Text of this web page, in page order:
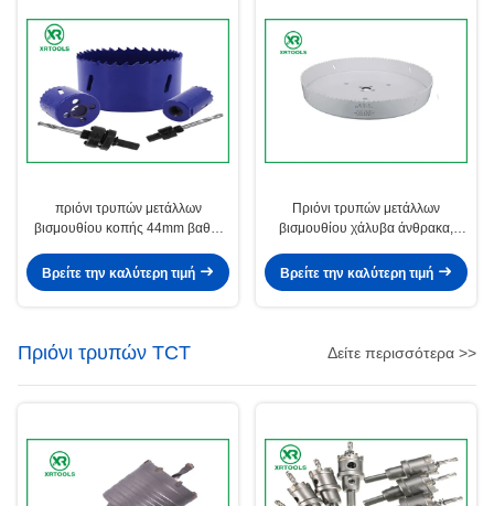
πριόνι τρυπών μετάλλων
βισμουθίου κοπής 44mm βαθύ,
τρυπών μετάλλων τέμνον
Βρείτε την καλύτερη τιμή
Πριόνι τρυπών μετάλλων
βισμουθίου χάλυβα άνθρακα,
ζωγραφικής χρώματος πριονιών
τρυπών 7 ίντσας
Βρείτε την καλύτερη τιμή
Πριόνι τρυπών TCT Δείτε περισσότερα >>